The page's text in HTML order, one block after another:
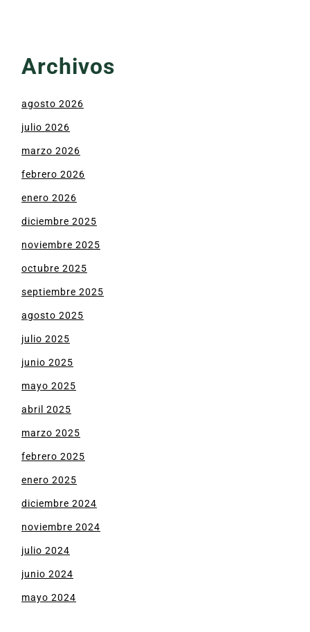
Archivos
agosto 2026
julio 2026
marzo 2026
febrero 2026
enero 2026
diciembre 2025
noviembre 2025
octubre 2025
septiembre 2025
agosto 2025
julio 2025
junio 2025
mayo 2025
abril 2025
marzo 2025
febrero 2025
enero 2025
diciembre 2024
noviembre 2024
julio 2024
junio 2024
mayo 2024